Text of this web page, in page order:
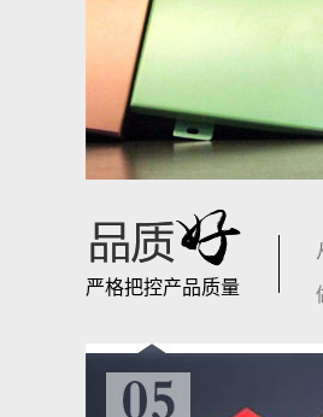
严格把控产品质量